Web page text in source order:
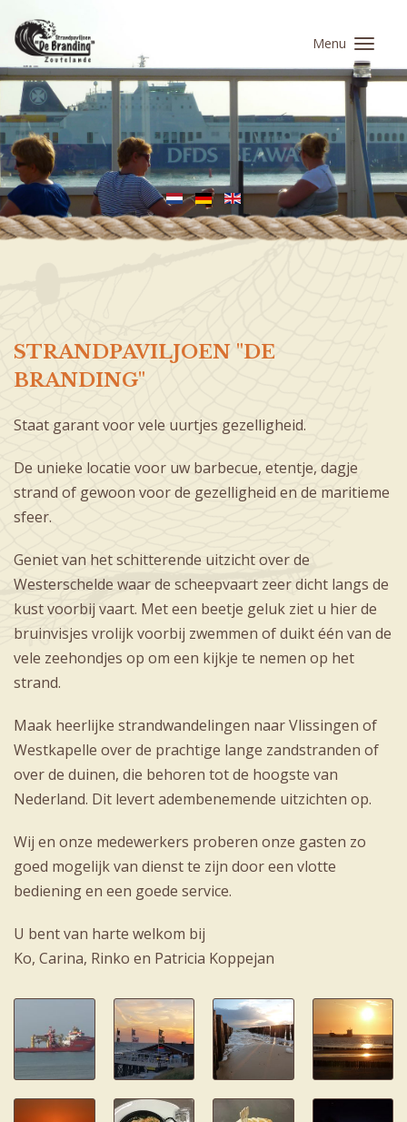
Menu
STRANDPAVILJOEN "DE
BRANDING"
Staat garant voor vele uurtjes gezelligheid.
De unieke locatie voor uw barbecue, etentje, dagje
strand of gewoon voor de gezelligheid en de maritieme
sfeer.
Geniet van het schitterende uitzicht over de
Westerschelde waar de scheepvaart zeer dicht langs de
kust voorbij vaart. Met een beetje geluk ziet u hier de
bruinvisjes vrolijk voorbij zwemmen of duikt één van de
vele zeehondjes op om een kijkje te nemen op het
strand.
Maak heerlijke strandwandelingen naar Vlissingen of
Westkapelle over de prachtige lange zandstranden of
over de duinen, die behoren tot de hoogste van
Nederland. Dit levert adembenemende uitzichten op.
Wij en onze medewerkers proberen onze gasten zo
goed mogelijk van dienst te zijn door een vlotte
bediening en een goede service.
U bent van harte welkom bij
Ko, Carina, Rinko en Patricia Koppejan